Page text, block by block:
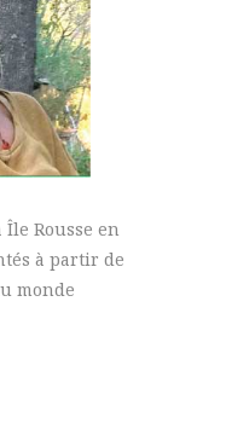
Rousse en
à partir de
monde